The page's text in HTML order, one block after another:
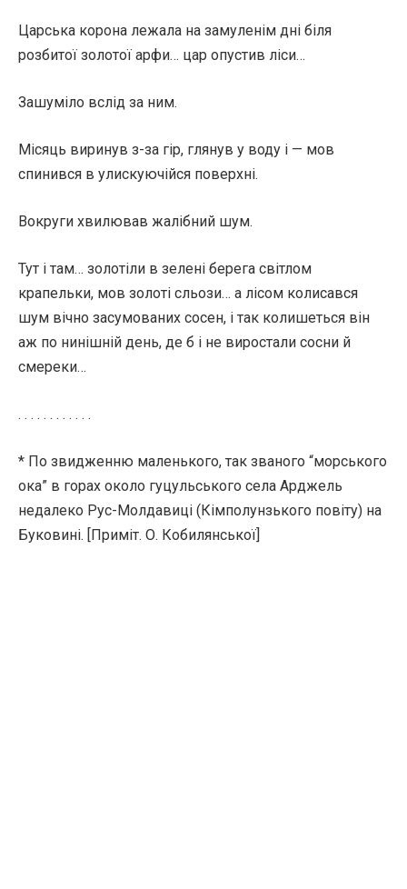
Царська корона лежала на замуленім дні біля
розбитої золотої арфи… цар опустив ліси…
Зашуміло вслід за ним.
Місяць виринув з-за гір, глянув у воду і — мов
спинився в улискуючійся поверхні.
Вокруги хвилював жалібний шум.
Тут і там… золотіли в зелені берега світлом
крапельки, мов золоті сльози… а лісом колисався
шум вічно засумованих сосен, і так колишеться він
аж по нинішній день, де б і не виростали сосни й
смереки…
. . . . . . . . . . . .
* По звидженню маленького, так званого “морського
ока” в горах около гуцульського села Арджель
недалеко Рус-Молдавиці (Кімполунзького повіту) на
Буковині. [Приміт. О. Кобилянської]